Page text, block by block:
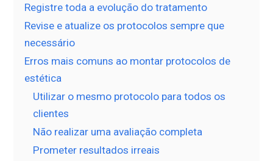
Registre toda a evolução do tratamento
Revise e atualize os protocolos sempre que
necessário
Erros mais comuns ao montar protocolos de
estética
Utilizar o mesmo protocolo para todos os
clientes
Não realizar uma avaliação completa
Prometer resultados irreais